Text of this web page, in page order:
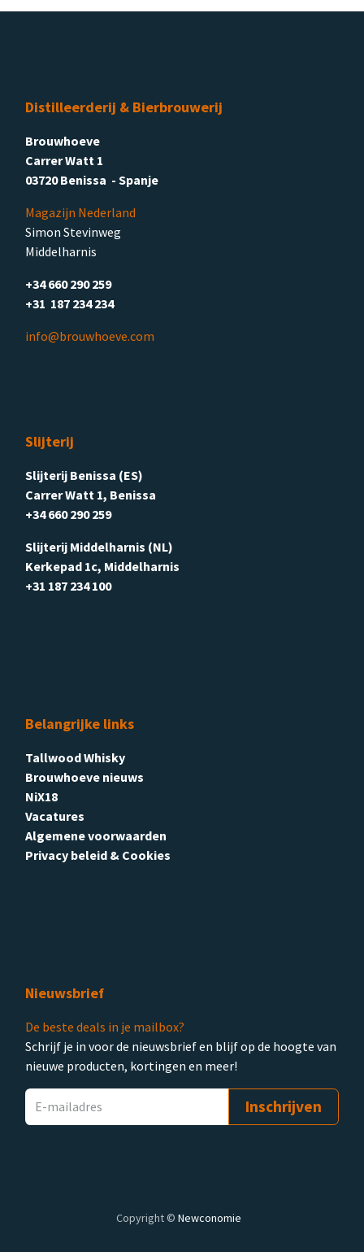
Distilleerderij & Bierbrouwerij
Brouwhoeve
Carrer Watt 1
03720 Benissa - Spanje
Magazijn Nederland
Simon Stevinweg
Middelharnis
+34 660 290 259
+31 187 234 234
info@brouwhoeve.com
Slijterij
Slijterij Benissa (ES)
Carrer Watt 1, Benissa
+34 660 290 259
Slijterij Middelharnis (NL)
Kerkepad 1c, Middelharnis
+31 187 234 100
Belangrijke links
Tallwood Whisky
Brouwhoeve nieuws
NiX18
Vacatures
Algemene voorwaarden
Privacy beleid & Cookies
Nieuwsbrief
De beste deals in je mailbox?
Schrijf je in voor de nieuwsbrief en blijf op de hoogte van
nieuwe producten, kortingen en meer!
Inschrijven
Copyright © Newconomie